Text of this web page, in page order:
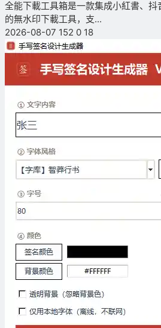
全能下載工具箱是一款集成小紅書、
的無水印下載工具，支...
2026-08-07 152 0 18